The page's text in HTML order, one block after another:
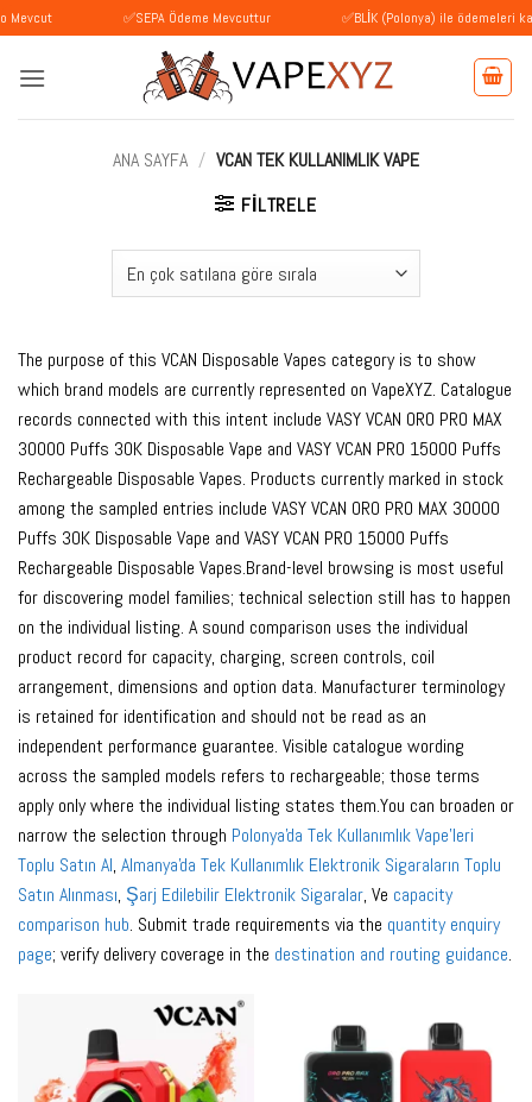
İçeriğe
atla
✅SEPA Ödeme Mevcuttur ✅BLİK (Polonya) ile ödemeleri kabul
ANA SAYFA / VCAN TEK KULLANIMLIK VAPE
FILTRELE
The purpose of this VCAN Disposable Vapes category is to show
which brand models are currently represented on VapeXYZ. Catalogue
records connected with this intent include VASY VCAN ORO PRO MAX
30000 Puffs 30K Disposable Vape and VASY VCAN PRO 15000 Puffs
Rechargeable Disposable Vapes. Products currently marked in stock
among the sampled entries include VASY VCAN ORO PRO MAX 30000
Puffs 30K Disposable Vape and VASY VCAN PRO 15000 Puffs
Rechargeable Disposable Vapes.Brand-level browsing is most useful
for discovering model families; technical selection still has to happen
on the individual listing. A sound comparison uses the individual
product record for capacity, charging, screen controls, coil
arrangement, dimensions and option data. Manufacturer terminology
is retained for identification and should not be read as an
independent performance guarantee. Visible catalogue wording
across the sampled models refers to rechargeable; those terms
apply only where the individual listing states them.You can broaden or
narrow the selection through Polonya'da Tek Kullanımlık Vape'leri
Toplu Satın Al, Almanya'da Tek Kullanımlık Elektronik Sigaraların Toplu
Satın Alınması, Şarj Edilebilir Elektronik Sigaralar, Ve capacity
comparison hub. Submit trade requirements via the quantity enquiry
page; verify delivery coverage in the destination and routing guidance.